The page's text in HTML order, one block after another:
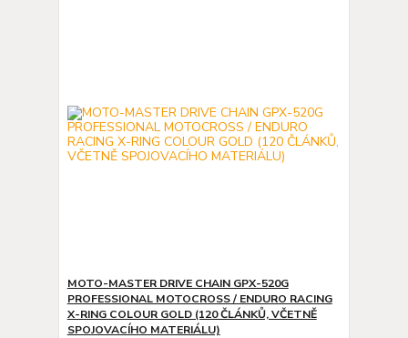
MOTO-MASTER DRIVE CHAIN GPX-520G
PROFESSIONAL MOTOCROSS / ENDURO RACING
X-RING COLOUR GOLD (120 ČLÁNKŮ, VČETNĚ
SPOJOVACÍHO MATERIÁLU)